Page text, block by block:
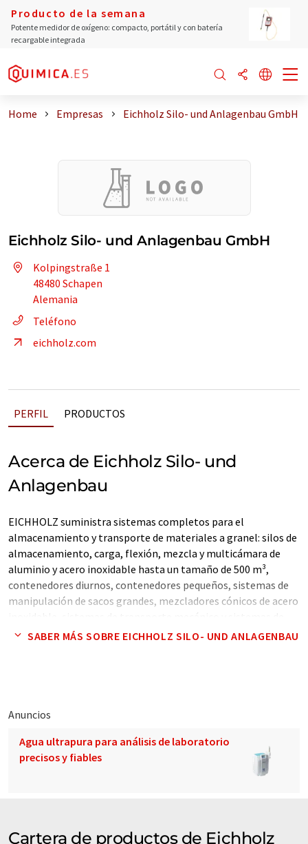
Producto de la semana
Potente medidor de oxígeno: compacto, portátil y con batería
recargable integrada
Home Empresas Eichholz Silo- und Anlagenbau GmbH
Eichholz Silo- und Anlagenbau GmbH
Kolpingstraße 1
48480 Schapen
Alemania
Teléfono
eichholz.com
PERFIL PRODUCTOS
Acerca de Eichholz Silo- und
Anlagenbau
EICHHOLZ suministra sistemas completos para el
almacenamiento y transporte de materiales a granel: silos de
almacenamiento, carga, flexión, mezcla y multicámara de
aluminio y acero inoxidable hasta un tamaño de 500 m³,
contenedores diurnos, contenedores pequeños, sistemas de
manipulación de sacos grandes, mezcladores cónicos de acero
control completos para el enlace y la automatización.
SABER MÁS SOBRE EICHHOLZ SILO- UND ANLAGENBAU
Anuncios
Agua ultrapura para análisis de laboratorio
precisos y fiables
Cartera de productos de Eichholz